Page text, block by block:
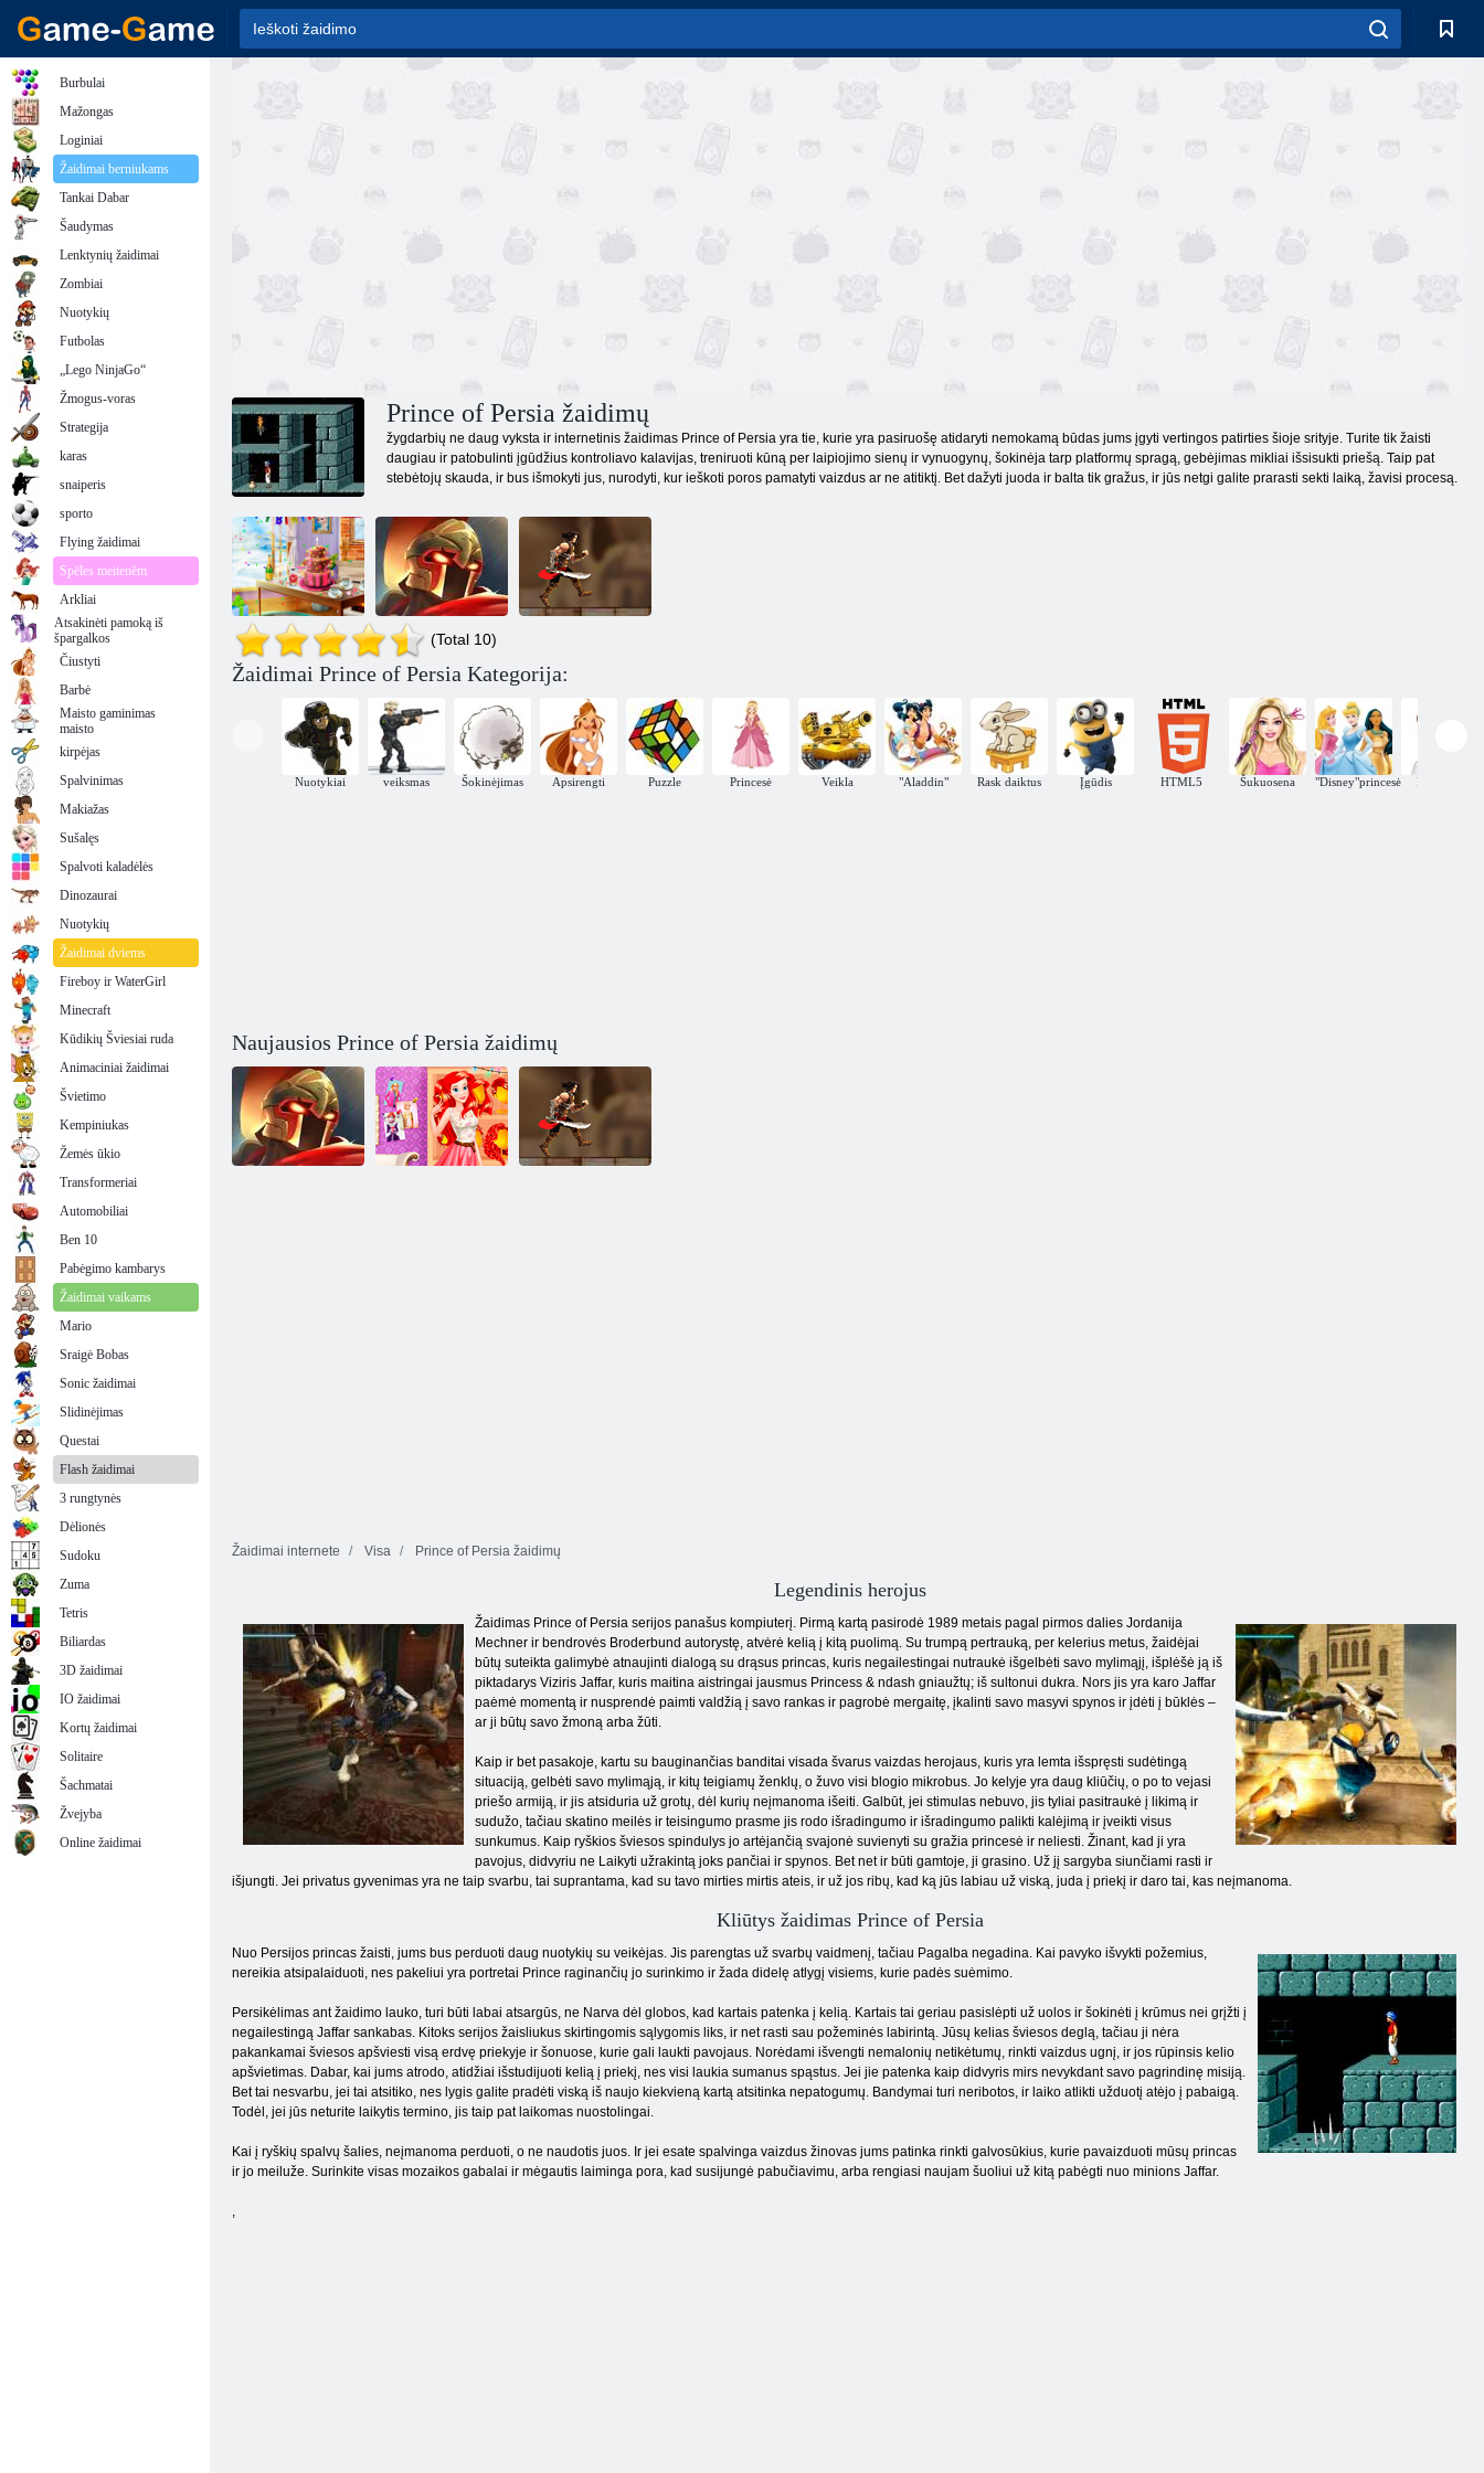
Prince of Persia žaidimų
žygdarbių ne daug vyksta ir internetinis žaidimas Prince of Persia yra tie, kurie yra pasiruošę atidaryti nemokamą būdas jums įgyti vertingos patirties šioje srityje. Turite tik žaisti
daugiau ir patobulinti įgūdžius kontroliavo kalavijas, treniruoti kūną per laipiojimo sienų ir vynuogynų, šokinėja tarp platformų spragą, gebėjimas mikliai išsisukti priešą. Taip pat
stebėtojų skauda, ​​ir bus išmokyti jus, nurodyti, kur ieškoti poros pamatyti vaizdus ar ne atitiktį. Bet dažyti juoda ir balta tik gražus, ir jūs netgi galite prarasti sekti laiką, žavisi procesą.
Princesė
Gimimo diena
Persijos princas
Pabėgti Prince
of Persia
(Total 10)
Žaidimai Prince of Persia Kategorija:
Nuotykiai veiksmas Šokinėjimas Apsirengti Puzzle Princesė Veikla "Aladdin" Rask daiktus Įgūdis HTML5 Šukuosena "Disney"princesė Protingas
Naujausios Prince of Persia žaidimų
Žaidimai internete Visa Prince of Persia žaidimų
Legendinis herojus
Žaidimas Prince of Persia serijos panašus kompiuterį. Pirmą kartą pasirodė 1989 metais pagal pirmos dalies Jordanija
Mechner ir bendrovės Broderbund autorystę, atvėrė kelią į kitą puolimą. Su trumpą pertrauką, per kelerius metus, žaidėjai
būtų suteikta galimybė atnaujinti dialogą su drąsus princas, kuris negailestingai nutraukė išgelbėti savo mylimąjį, išplėšė ją iš
piktadarys Viziris Jaffar, kuris maitina aistringai jausmus Princess & ndash gniaužtų; iš sultonui dukra. Nors jis yra karo Jaffar
paėmė momentą ir nusprendė paimti valdžią į savo rankas ir pagrobė mergaitę, įkalinti savo masyvi spynos ir įdėti į būklės –
ar ji būtų savo žmoną arba žūti.
Kaip ir bet pasakoje, kartu su bauginančias banditai visada švarus vaizdas herojaus, kuris yra lemta išspręsti sudėtingą
situaciją, gelbėti savo mylimąją, ir kitų teigiamų ženklų, o žuvo visi blogio mikrobus. Jo kelyje yra daug kliūčių, o po to vejasi
priešo armiją, ir jis atsiduria už grotų, dėl kurių neįmanoma išeiti. Galbūt, jei stimulas nebuvo, jis tyliai pasitraukė į likimą ir
sudužo, tačiau skatino meilės ir teisingumo prasme jis rodo išradingumo ir išradingumo palikti kalėjimą ir įveikti visus
sunkumus. Kaip ryškios šviesos spindulys jo artėjančią svajonė suvienyti su gražia princesė ir neliesti. Žinant, kad ji yra
pavojus, didvyriu ne Laikyti užrakintą joks pančiai ir spynos. Bet net ir būti gamtoje, ji grasino. Už jį sargyba siunčiami rasti ir
išjungti. Jei privatus gyvenimas yra ne taip svarbu, tai suprantama, kad su tavo mirties mirtis ateis, ir už jos ribų, kad ką jūs labiau už viską, juda į priekį ir daro tai, kas neįmanoma.
Kliūtys žaidimas Prince of Persia
Nuo Persijos princas žaisti, jums bus perduoti daug nuotykių su veikėjas. Jis parengtas už svarbų vaidmenį, tačiau Pagalba negadina. Kai pavyko išvykti požemius,
nereikia atsipalaiduoti, nes pakeliui yra portretai Prince raginančių jo surinkimo ir žada didelę atlygį visiems, kurie padės suėmimo.
Persikėlimas ant žaidimo lauko, turi būti labai atsargūs, ne Narva dėl globos, kad kartais patenka į kelią. Kartais tai geriau pasislėpti už uolos ir šokinėti į krūmus nei grįžti į
negailestingą Jaffar sankabas. Kitoks serijos žaisliukus skirtingomis sąlygomis liks, ir net rasti sau požeminės labirintą. Jūsų kelias šviesos deglą, tačiau ji nėra
pakankamai šviesos apšviesti visą erdvę priekyje ir šonuose, kurie gali laukti pavojaus. Norėdami išvengti nemalonių netikėtumų, rinkti vaizdus ugnį, ir jos rūpinsis kelio
apšvietimas. Dabar, kai jums atrodo, atidžiai išstudijuoti kelią į priekį, nes visi laukia sumanus spąstus. Jei jie patenka kaip didvyris mirs nevykdant savo pagrindinę misiją.
Bet tai nesvarbu, jei tai atsitiko, nes lygis galite pradėti viską iš naujo kiekvieną kartą atsitinka nepatogumų. Bandymai turi neribotos, ir laiko atlikti užduotį atėjo į pabaigą.
Todėl, jei jūs neturite laikytis termino, jis taip pat laikomas nuostolingai.
Kai į ryškių spalvų šalies, neįmanoma perduoti, o ne naudotis juos. Ir jei esate spalvinga vaizdus žinovas jums patinka rinkti galvosūkius, kurie pavaizduoti mūsų princas
ir jo meiluže. Surinkite visas mozaikos gabalai ir mėgautis laiminga pora, kad susijungė pabučiavimu, arba rengiasi naujam šuoliui už kitą pabėgti nuo minions Jaffar.
,
Burbulai
Mažongas
Loginiai
Žaidimai berniukams
Tankai Dabar
Šaudymas
Lenktynių žaidimai
Zombiai
Nuotykių
Futbolas
„Lego NinjaGo“
Žmogus-voras
Strategija
karas
snaiperis
sporto
Flying žaidimai
Spēles meitenēm
Arkliai
Atsakinėti pamoką iš
špargalkos
Čiustyti
Barbė
Maisto gaminimas
maisto
kirpėjas
Spalvinimas
Makiažas
Sušalęs
Spalvoti kaladėlės
Dinozaurai
Nuotykių
Žaidimai dviems
Fireboy ir WaterGirl
Minecraft
Kūdikių Šviesiai ruda
Animaciniai žaidimai
Švietimo
Kempiniukas
Žemės ūkio
Transformeriai
Automobiliai
Ben 10
Pabėgimo kambarys
Žaidimai vaikams
Mario
Sraigė Bobas
Sonic žaidimai
Slidinėjimas
Questai
Flash žaidimai
3 rungtynės
Dėlionės
Sudoku
Zuma
Tetris
Biliardas
3D žaidimai
IO žaidimai
Kortų žaidimai
Solitaire
Šachmatai
Žvejyba
Online žaidimai